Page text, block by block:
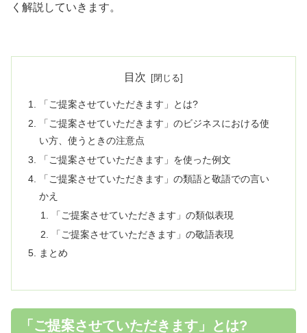
く解説していきます。
目次
「ご提案させていただきます」とは?
「ご提案させていただきます」のビジネスにおける使
い方、使うときの注意点
「ご提案させていただきます」を使った例文
「ご提案させていただきます」の類語と敬語での言い
かえ
「ご提案させていただきます」の類似表現
「ご提案させていただきます」の敬語表現
まとめ
「ご提案させていただきます」とは?